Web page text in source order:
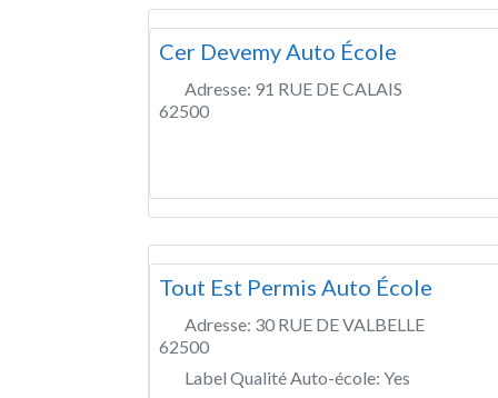
Cer Devemy Auto École
Adresse: 91 RUE DE CALAIS
62500
Tout Est Permis Auto École
Adresse: 30 RUE DE VALBELLE
62500
Label Qualité Auto-école: Yes